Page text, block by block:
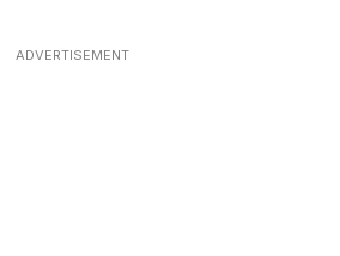
ADVERTISEMENT